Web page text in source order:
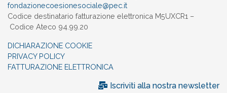
fondazionecoesionesociale@pec. it
Codice destinatario fatturazione elettronica M5UXCR1 –
Codice Ateco 94.99.20
DICHIARAZIONE COOKIE
PRIVACY POLICY
FATTURAZIONE ELETTRONICA
Iscriviti alla nostra newsletter